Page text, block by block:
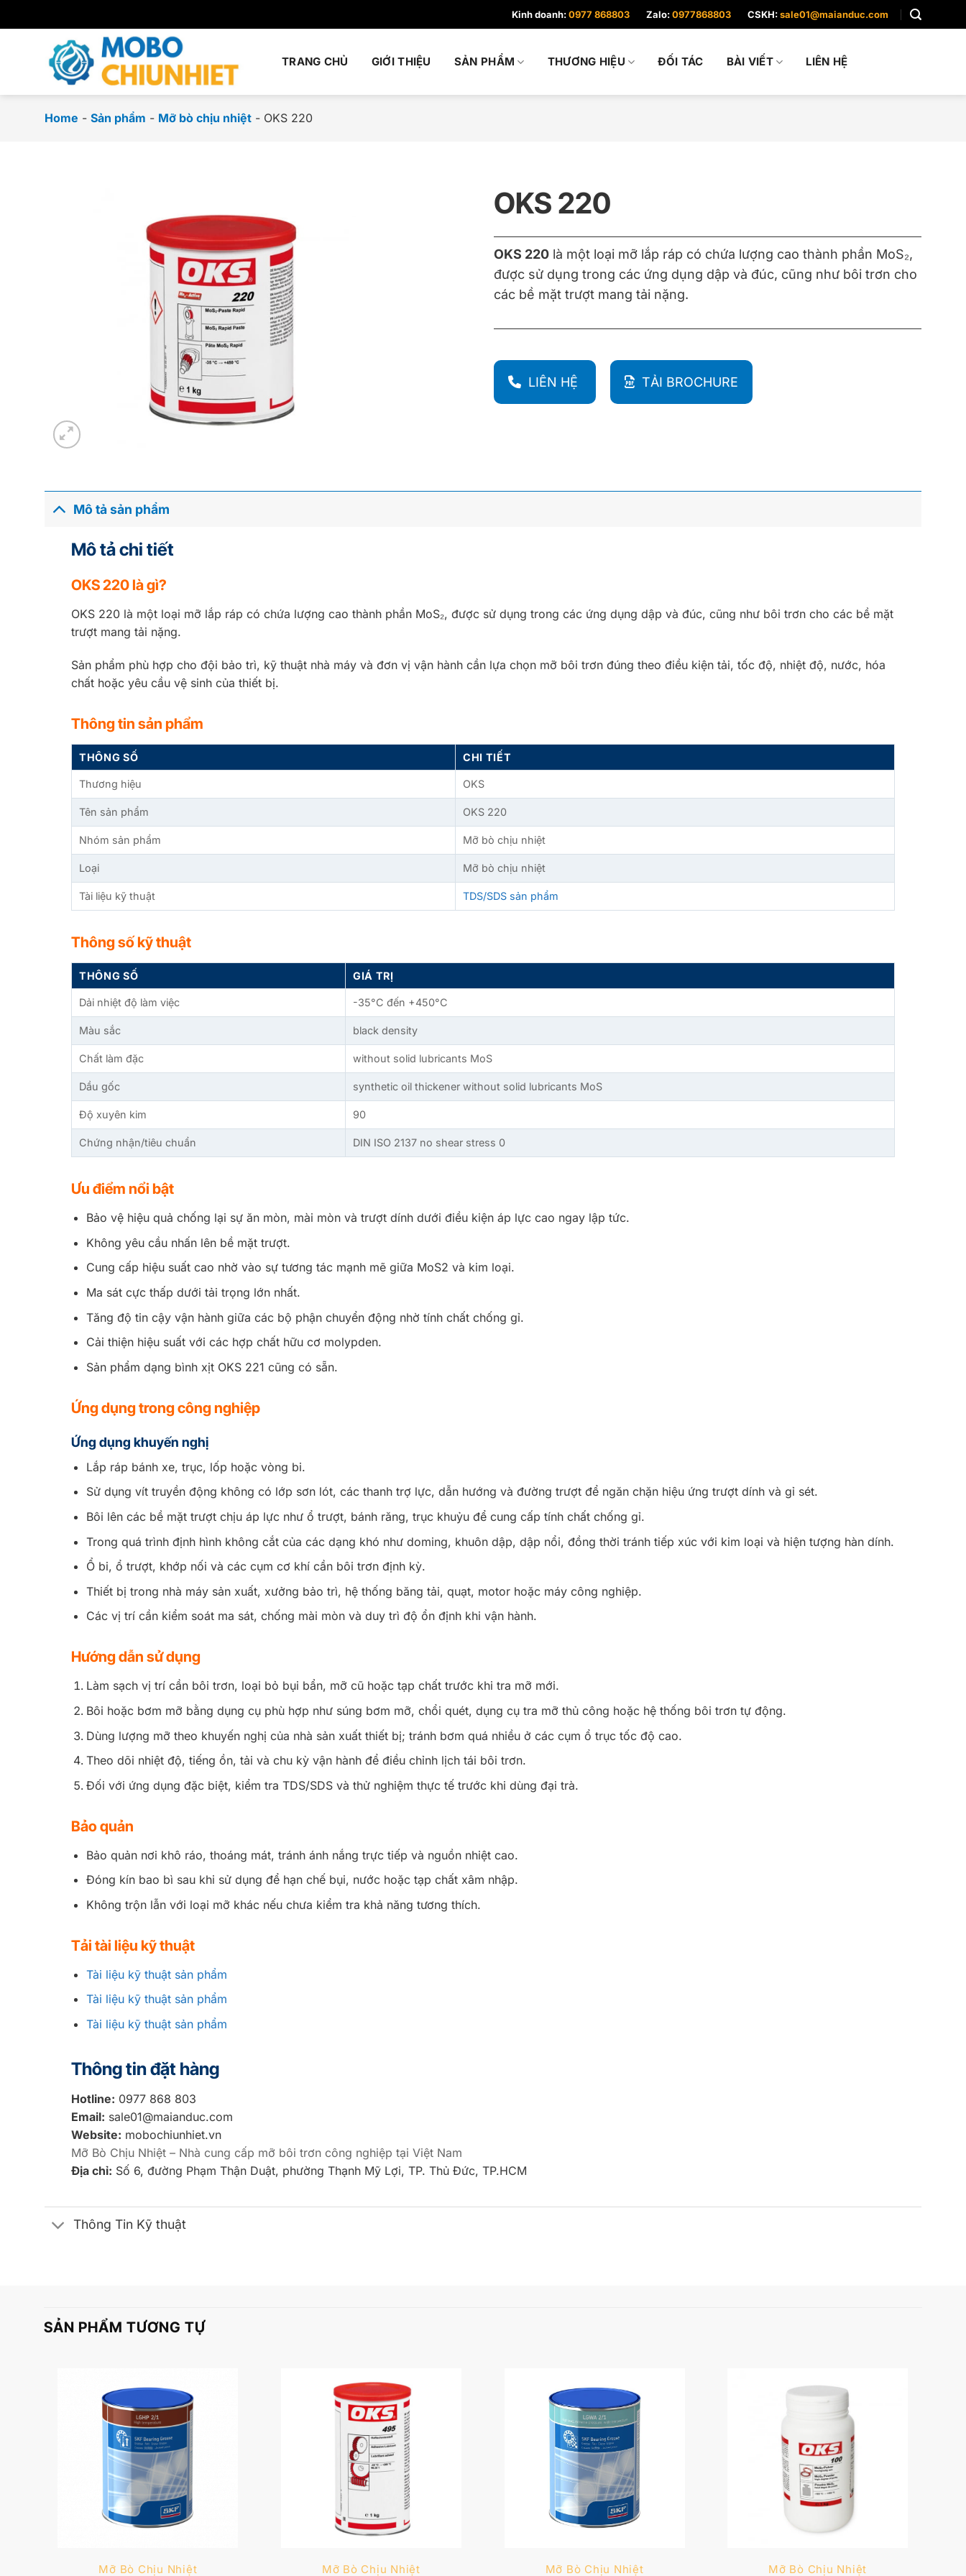
đến
Kinh doanh:0977 868803 Zalo:0977868803 CSKH:sale01@maianduc.com
TRANG CHỦ GIỚI THIỆU SẢN PHẨM THƯƠNG HIỆU ĐỐI TÁC BÀI VIẾT LIÊN HỆ
Home - Sản phẩm - Mỡ bò chịu nhiệt - OKS 220
OKS 220
OKS 220 là một loại mỡ lắp ráp có chứa lượng cao thành phần MoS₂,
được sử dụng trong các ứng dụng dập và đúc, cũng như bôi trơn cho
các bề mặt trượt mang tải nặng.
LIÊN HỆ TẢI BROCHURE
Mô tả sản phẩm
Mô tả chi tiết
OKS 220 là gì?
OKS 220 là một loại mỡ lắp ráp có chứa lượng cao thành phần MoS₂, được sử dụng trong các ứng dụng dập và đúc, cũng như bôi trơn cho các bề mặt
trượt mang tải nặng.
Sản phẩm phù hợp cho đội bảo trì, kỹ thuật nhà máy và đơn vị vận hành cần lựa chọn mỡ bôi trơn đúng theo điều kiện tải, tốc độ, nhiệt độ, nước, hóa
chất hoặc yêu cầu vệ sinh của thiết bị.
Thông tin sản phẩm
THÔNG SỐ CHI TIẾT
Thương hiệu OKS
Tên sản phẩm OKS 220
Nhóm sản phẩm Mỡ bò chịu nhiệt
Loại Mỡ bò chịu nhiệt
Tài liệu kỹ thuật TDS/SDS sản phẩm
Thông số kỹ thuật
THÔNG SỐ GIÁ TRỊ
Dải nhiệt độ làm việc -35°C đến +450°C
Màu sắc black density
Chất làm đặc without solid lubricants MoS
Dầu gốc synthetic oil thickener without solid lubricants MoS
Độ xuyên kim 90
Chứng nhận/tiêu chuẩn DIN ISO 2137 no shear stress 0
Ưu điểm nổi bật
Bảo vệ hiệu quả chống lại sự ăn mòn, mài mòn và trượt dính dưới điều kiện áp lực cao ngay lập tức.
Không yêu cầu nhấn lên bề mặt trượt.
Cung cấp hiệu suất cao nhờ vào sự tương tác mạnh mẽ giữa MoS2 và kim loại.
Ma sát cực thấp dưới tải trọng lớn nhất.
Tăng độ tin cậy vận hành giữa các bộ phận chuyển động nhờ tính chất chống gỉ.
Cải thiện hiệu suất với các hợp chất hữu cơ molypden.
Sản phẩm dạng bình xịt OKS 221 cũng có sẵn.
Ứng dụng trong công nghiệp
Ứng dụng khuyến nghị
Lắp ráp bánh xe, trục, lốp hoặc vòng bi.
Sử dụng vít truyền động không có lớp sơn lót, các thanh trợ lực, dẫn hướng và đường trượt để ngăn chặn hiệu ứng trượt dính và gỉ sét.
Bôi lên các bề mặt trượt chịu áp lực như ổ trượt, bánh răng, trục khuỷu để cung cấp tính chất chống gỉ.
Trong quá trình định hình không cắt của các dạng khó như doming, khuôn dập, dập nổi, đồng thời tránh tiếp xúc với kim loại và hiện tượng hàn dính.
Ổ bi, ổ trượt, khớp nối và các cụm cơ khí cần bôi trơn định kỳ.
Thiết bị trong nhà máy sản xuất, xưởng bảo trì, hệ thống băng tải, quạt, motor hoặc máy công nghiệp.
Các vị trí cần kiểm soát ma sát, chống mài mòn và duy trì độ ổn định khi vận hành.
Hướng dẫn sử dụng
Làm sạch vị trí cần bôi trơn, loại bỏ bụi bẩn, mỡ cũ hoặc tạp chất trước khi tra mỡ mới.
Bôi hoặc bơm mỡ bằng dụng cụ phù hợp như súng bơm mỡ, chổi quét, dụng cụ tra mỡ thủ công hoặc hệ thống bôi trơn tự động.
Dùng lượng mỡ theo khuyến nghị của nhà sản xuất thiết bị; tránh bơm quá nhiều ở các cụm ổ trục tốc độ cao.
Theo dõi nhiệt độ, tiếng ồn, tải và chu kỳ vận hành để điều chỉnh lịch tái bôi trơn.
Đối với ứng dụng đặc biệt, kiểm tra TDS/SDS và thử nghiệm thực tế trước khi dùng đại trà.
Bảo quản
Bảo quản nơi khô ráo, thoáng mát, tránh ánh nắng trực tiếp và nguồn nhiệt cao.
Đóng kín bao bì sau khi sử dụng để hạn chế bụi, nước hoặc tạp chất xâm nhập.
Không trộn lẫn với loại mỡ khác nếu chưa kiểm tra khả năng tương thích.
Tải tài liệu kỹ thuật
Tài liệu kỹ thuật sản phẩm
Tài liệu kỹ thuật sản phẩm
Tài liệu kỹ thuật sản phẩm
Thông tin đặt hàng
Hotline: 0977 868 803
Email: sale01@maianduc.com
Website: mobochiunhiet.vn
Mỡ Bò Chịu Nhiệt – Nhà cung cấp mỡ bôi trơn công nghiệp tại Việt Nam
Địa chỉ: Số 6, đường Phạm Thận Duật, phường Thạnh Mỹ Lợi, TP. Thủ Đức, TP.HCM
Thông Tin Kỹ thuật
SẢN PHẨM TƯƠNG TỰ
Mỡ Bò Chịu Nhiệt Mỡ Bò Chịu Nhiệt Mỡ Bò Chịu Nhiệt Mỡ Bò Chịu Nhiệt